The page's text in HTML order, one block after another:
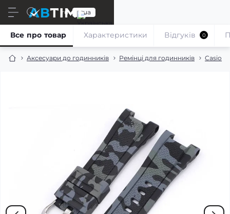
ru ua
Аксесуари до годинників Ремінці для годинників Casio
Все про товар Характеристики Відгуків 0